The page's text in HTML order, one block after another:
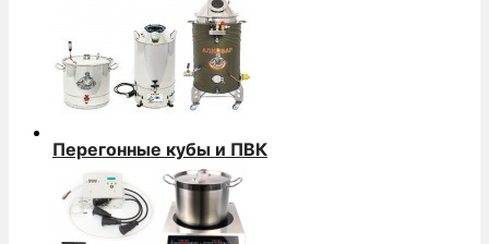
Перегонные кубы и ПВК